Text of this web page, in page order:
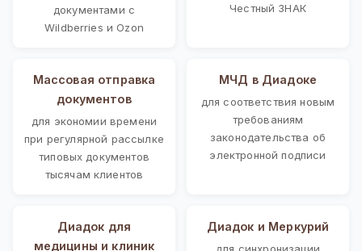
документами с
Wildberries и Ozon
Честный ЗНАК
Массовая отправка
документов
для экономии времени
при регулярной рассылке
типовых документов
тысячам клиентов
МЧД в Диадоке
для соответствия новым
требованиям
законодательства об
электронной подписи
Диадок для
медицины и клиник
Диадок и Меркурий